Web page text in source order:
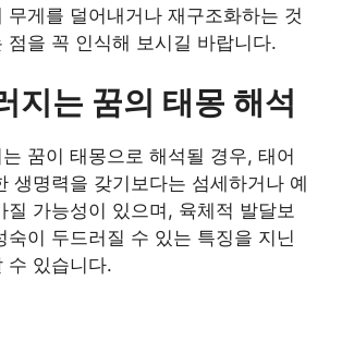
무게를 덜어내거나 재구조화하는 것
점을 꼭 인식해 보시길 바랍니다.
지는 꿈의 태몽 해석
꿈이 태몽으로 해석될 경우, 태어
생명력을 갖기보다는 섬세하거나 예
질 가능성이 있으며, 육체적 발달보
숙이 두드러질 수 있는 특징을 지닌
수 있습니다.